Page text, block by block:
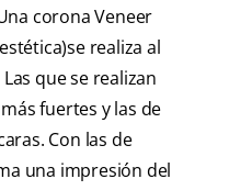
corona Veneer
realiza al
que se realizan
fuertes y las de
Con las de
una impresión del